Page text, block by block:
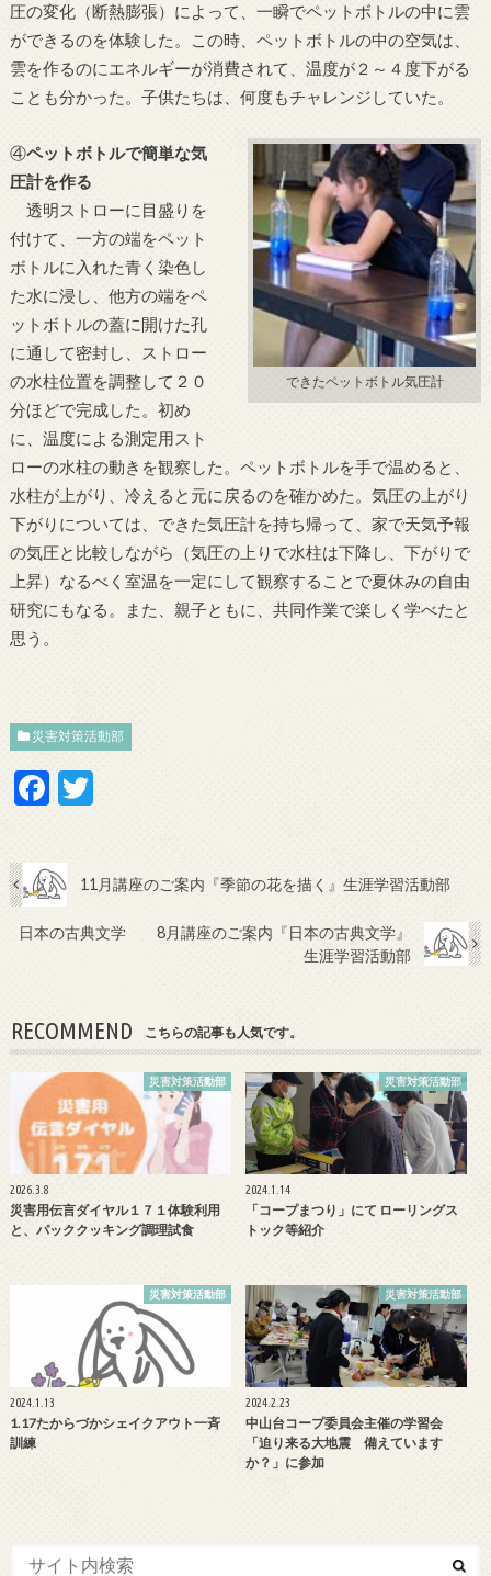
圧の変化（断熱膨張）によって、一瞬でペットボトルの中に雲
ができるのを体験した。この時、ペットボトルの中の空気は、
雲を作るのにエネルギーが消費されて、温度が２～４度下がる
ことも分かった。子供たちは、何度もチャレンジしていた。
できたペットボトル気圧計
④ペットボトルで簡単な気
圧計を作る
透明ストローに目盛りを
付けて、一方の端をペット
ボトルに入れた青く染色し
た水に浸し、他方の端をペ
ットボトルの蓋に開けた孔
に通して密封し、ストロー
の水柱位置を調整して２０
分ほどで完成した。初め
に、温度による測定用スト
ローの水柱の動きを観察した。ペットボトルを手で温めると、
水柱が上がり、冷えると元に戻るのを確かめた。気圧の上がり
下がりについては、できた気圧計を持ち帰って、家で天気予報
の気圧と比較しながら（気圧の上りで水柱は下降し、下がりで
上昇）なるべく室温を一定にして観察することで夏休みの自由
研究にもなる。また、親子ともに、共同作業で楽しく学べたと
思う。
災害対策活動部
F
e
b
o
T
er
11月講座のご案内『季節の花を描く』生涯学習活動部
日本の古典文学 8月講座のご案内『日本の古典文学』
生涯学習活動部
RECOMMEND こちらの記事も人気です。
災害対策活動部
2026.3.8
災害用伝言ダイヤル１７１体験利用
と、パッククッキング調理試食
災害対策活動部
2024.1.14
「コープまつり」にて ローリングス
トック等紹介
災害対策活動部
2024.1.13
1.17たからづかシェイクアウト一斉
訓練
災害対策活動部
2024.2.23
中山台コープ委員会主催の学習会
「迫り来る大地震 備えています
か？」に参加